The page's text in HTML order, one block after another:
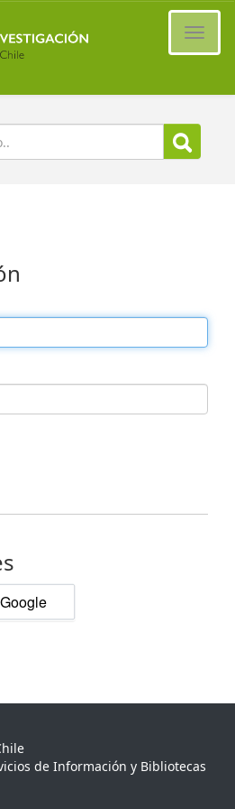
de Información y Bibliotecas